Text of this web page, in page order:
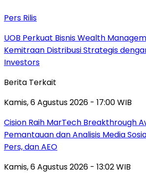
Pers Rilis
UOB Perkuat Bisnis Wealth
Kemitraan Distribusi Strategis
Investors
Berita Terkait
Kamis, 6 Agustus 2026 - 17:00 WIB
Cision Raih MarTech Breakthrough
Pemantauan dan Analisis Media
Pers, dan AEO
Kamis, 6 Agustus 2026 - 13:02 WIB